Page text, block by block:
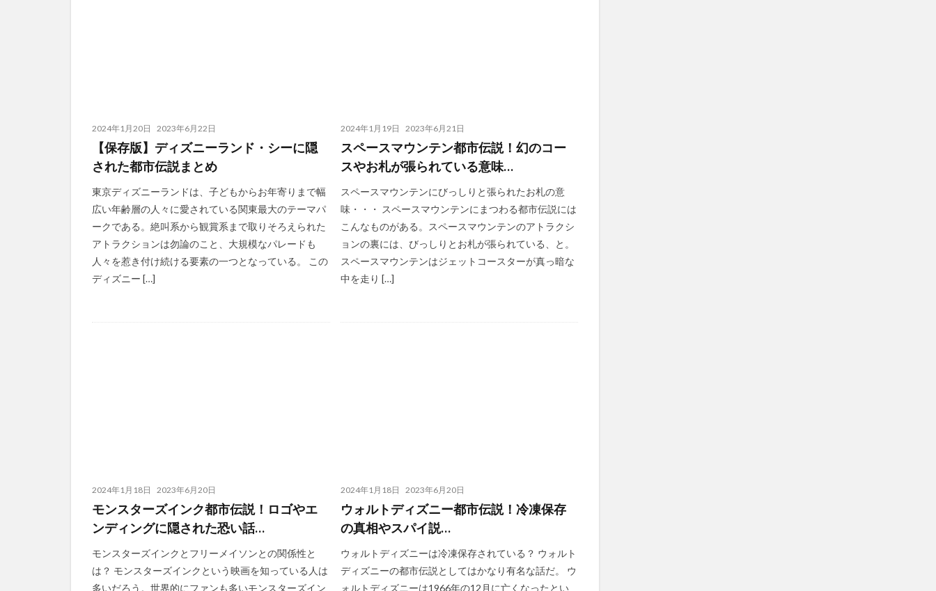
2024年1月20日 2023年6月22日
【保存版】ディズニーランド・シーに隠
された都市伝説まとめ
東京ディズニーランドは、子どもからお年寄りまで幅
広い年齢層の人々に愛されている関東最大のテーマパ
ークである。絶叫系から観賞系まで取りそろえられた
アトラクションは勿論のこと、大規模なパレードも
人々を惹き付け続ける要素の一つとなっている。 この
ディズニー […]
2024年1月19日 2023年6月21日
スペースマウンテン都市伝説！幻のコー
スやお札が張られている意味…
スペースマウンテンにびっしりと張られたお札の意
味・・・ スペースマウンテンにまつわる都市伝説には
こんなものがある。スペースマウンテンのアトラクシ
ョンの裏には、びっしりとお札が張られている、と。
スペースマウンテンはジェットコースターが真っ暗な
中を走り […]
2024年1月18日 2023年6月20日
モンスターズインク都市伝説！ロゴやエ
ンディングに隠された恐い話…
モンスターズインクとフリーメイソンとの関係性と
は？ モンスターズインクという映画を知っている人は
多いだろう。世界的にファンも多いモンスターズイン
2024年1月18日 2023年6月20日
ウォルトディズニー都市伝説！冷凍保存
の真相やスパイ説…
ウォルトディズニーは冷凍保存されている？ ウォルト
ディズニーの都市伝説としてはかなり有名な話だ。 ウ
ォルトディズニーは1966年の12月に亡くなったとい